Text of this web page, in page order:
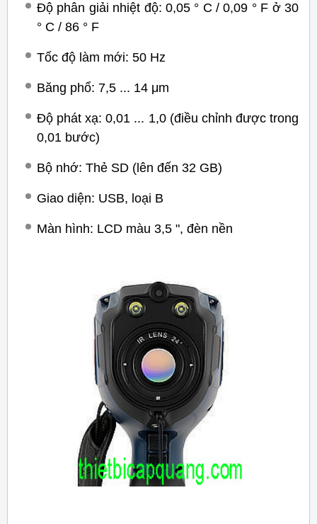
Độ phân giải nhiệt độ: 0,05 ° C / 0,09 ° F ở 30
° C / 86 ° F
Tốc độ làm mới: 50 Hz
Băng phổ: 7,5 ... 14 μm
Độ phát xạ: 0,01 ... 1,0 (điều chỉnh được trong
0,01 bước)
Bộ nhớ: Thẻ SD (lên đến 32 GB)
Giao diện: USB, loại B
Màn hình: LCD màu 3,5 ", đèn nền